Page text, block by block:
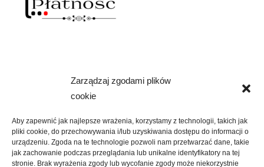
Zarządzaj zgodami plików
cookie
Aby zapewnić jak najlepsze wrażenia, korzystamy z technologii, takich jak
pliki cookie, do przechowywania i/lub uzyskiwania dostępu do informacji o
urządzeniu. Zgoda na te technologie pozwoli nam przetwarzać dane, takie
jak zachowanie podczas przeglądania lub unikalne identyfikatory na tej
stronie. Brak wyrażenia zgody lub wycofanie zgody może niekorzystnie
NAWIAS OTWARTY
SKLEP
menu
potomne
KREATYWNIE
rozwiń
menu
potomne